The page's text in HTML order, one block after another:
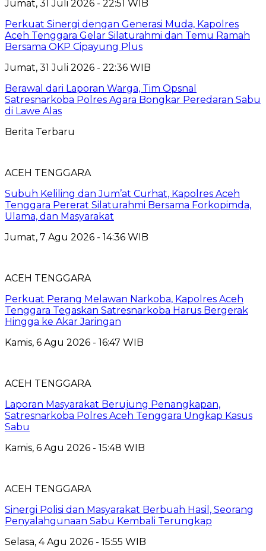
Jumat, 31 Juli 2026 - 22:51 WIB
Perkuat Sinergi dengan Generasi Muda, Kapolres
Aceh Tenggara Gelar Silaturahmi dan Temu Ramah
Bersama OKP Cipayung Plus
Jumat, 31 Juli 2026 - 22:36 WIB
Berawal dari Laporan Warga, Tim Opsnal
Satresnarkoba Polres Agara Bongkar Peredaran Sabu
di Lawe Alas
Berita Terbaru
ACEH TENGGARA
Subuh Keliling dan Jum’at Curhat, Kapolres Aceh
Tenggara Pererat Silaturahmi Bersama Forkopimda,
Ulama, dan Masyarakat
Jumat, 7 Agu 2026 - 14:36 WIB
ACEH TENGGARA
Perkuat Perang Melawan Narkoba, Kapolres Aceh
Tenggara Tegaskan Satresnarkoba Harus Bergerak
Hingga ke Akar Jaringan
Kamis, 6 Agu 2026 - 16:47 WIB
ACEH TENGGARA
Laporan Masyarakat Berujung Penangkapan,
Satresnarkoba Polres Aceh Tenggara Ungkap Kasus
Sabu
Kamis, 6 Agu 2026 - 15:48 WIB
ACEH TENGGARA
Sinergi Polisi dan Masyarakat Berbuah Hasil, Seorang
Penyalahgunaan Sabu Kembali Terungkap
Selasa, 4 Agu 2026 - 15:55 WIB